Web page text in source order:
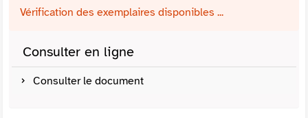
Vérification des exemplaires disponibles ...
Consulter en ligne
Consulter le document